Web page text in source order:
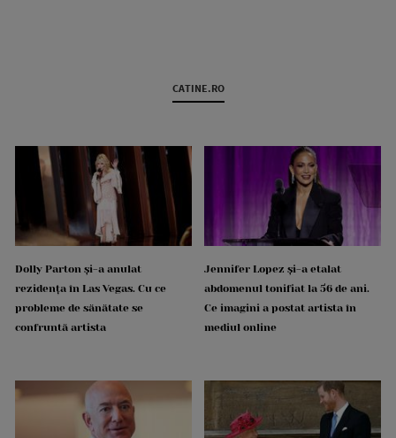
CATINE.RO
Dolly Parton și-a anulat
rezidența în Las Vegas. Cu ce
probleme de sănătate se
confruntă artista
Jennifer Lopez și-a etalat
abdomenul tonifiat la 56 de ani.
Ce imagini a postat artista în
mediul online